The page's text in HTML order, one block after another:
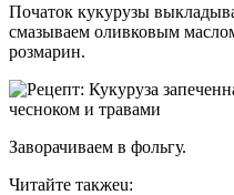
Початок кукурузы
смазываем оливковым
розмарин.
Заворачиваем в фольгу.
Читайте такжеu: